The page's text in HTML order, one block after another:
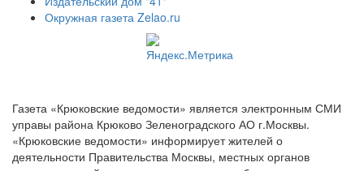
Окружная газета Zelao.ru
Газета «Крюковские ведомости» является электронным СМИ
управы района Крюково Зеленоградского АО г.Москвы.
«Крюковские ведомости» информирует жителей о
деятельности Правительства Москвы, местных органов